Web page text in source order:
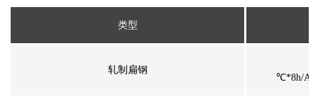
类型
轧制扁钢
℃*8h/